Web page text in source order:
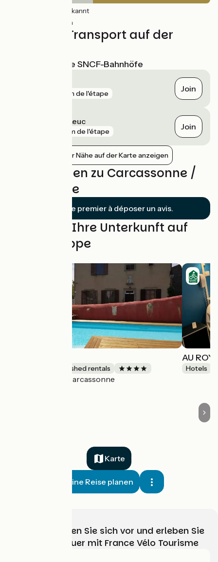
(42%) Unbekannt
(58%) Rauh
Züge und Transport auf der
Nächstgelegene SNCF-Bahnhöfe
81 m de l'étape Join
Couffoulens - Leuc
8 km de l'étape Join
Bahnhöfe in der Nähe auf der Karte anzeigen
Bewertungen zu Carcassonne /
Marseillette
Soyez le premier à déposer un avis.
Finden Sie Ihre Unterkunft auf
dieser Etappe
Lodgings and furnished rentals
Carcassonne
AU
Hotels
Karte
Meine Reise planen
Wählen, bereiten Sie sich vor und erleben Sie
Ihr Radabenteuer mit France Vélo Tourisme